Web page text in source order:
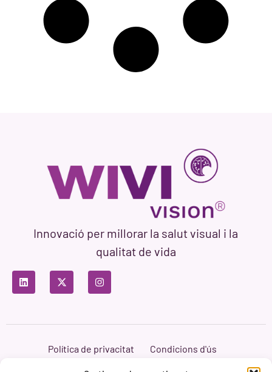
Innovació per millorar la salut visual i la
qualitat de vida
Política de privacitat
Condicions d'ús